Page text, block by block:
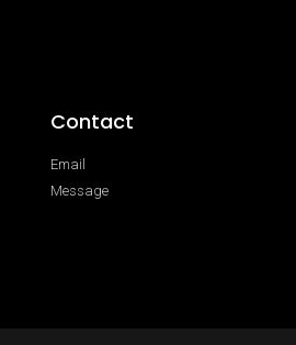
Contact
Email
Message